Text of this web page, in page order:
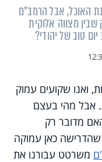
האוכל, אבל הרמב"ם
מצווה אלוקית
טוב של יהודי?
ואנו שקועים עמוק
אבל מהי בעצם
מדובר רק
שהדרישה כאן עמוקה
משרטט עבורנו את